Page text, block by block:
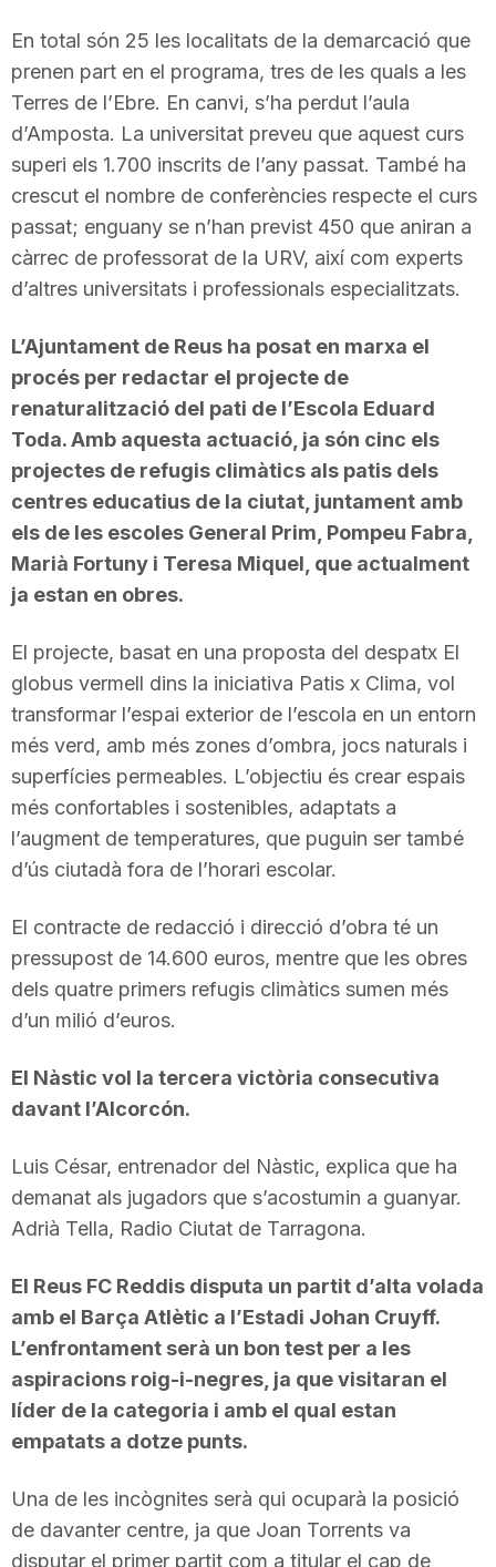
En total són 25 les localitats de la demarcació que
prenen part en el programa, tres de les quals a les
Terres de l’Ebre. En canvi, s’ha perdut l’aula
d’Amposta. La universitat preveu que aquest curs
superi els 1.700 inscrits de l’any passat. També ha
crescut el nombre de conferències respecte el curs
passat; enguany se n’han previst 450 que aniran a
càrrec de professorat de la URV, així com experts
d’altres universitats i professionals especialitzats.
L’Ajuntament de Reus ha posat en marxa el
procés per redactar el projecte de
renaturalització del pati de l’Escola Eduard
Toda. Amb aquesta actuació, ja són cinc els
projectes de refugis climàtics als patis dels
centres educatius de la ciutat, juntament amb
els de les escoles General Prim, Pompeu Fabra,
Marià Fortuny i Teresa Miquel, que actualment
ja estan en obres.
El projecte, basat en una proposta del despatx El
globus vermell dins la iniciativa Patis x Clima, vol
transformar l’espai exterior de l’escola en un entorn
més verd, amb més zones d’ombra, jocs naturals i
superfícies permeables. L’objectiu és crear espais
més confortables i sostenibles, adaptats a
l’augment de temperatures, que puguin ser també
d’ús ciutadà fora de l’horari escolar.
El contracte de redacció i direcció d’obra té un
pressupost de 14.600 euros, mentre que les obres
dels quatre primers refugis climàtics sumen més
d’un milió d’euros.
El Nàstic vol la tercera victòria consecutiva
davant l’Alcorcón.
Luis César, entrenador del Nàstic, explica que ha
demanat als jugadors que s’acostumin a guanyar.
Adrià Tella, Radio Ciutat de Tarragona.
El Reus FC Reddis disputa un partit d’alta volada
amb el Barça Atlètic a l’Estadi Johan Cruyff.
L’enfrontament serà un bon test per a les
aspiracions roig-i-negres, ja que visitaran el
líder de la categoria i amb el qual estan
empatats a dotze punts.
Una de les incògnites serà qui ocuparà la posició
de davanter centre, ja que Joan Torrents va
disputar el primer partit com a titular el cap de